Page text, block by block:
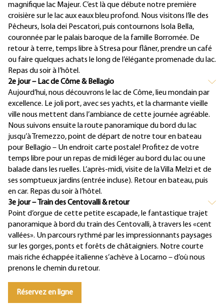
magnifique lac Majeur. C’est là que débute notre première
croisière sur le lac aux eaux bleu profond. Nous visitons l’île des
Pêcheurs, Isola dei Pescatori, puis contournons Isola Bella,
couronnée par le palais baroque de la famille Borromée. De
retour à terre, temps libre à Stresa pour flâner, prendre un café
ou faire quelques achats le long de l’élégante promenade du lac.
Repas du soir à l’hôtel.
2e jour – Lac de Côme & Bellagio
Aujourd’hui, nous découvrons le lac de Côme, lieu mondain par
excellence. Le joli port, avec ses yachts, et la charmante vieille
ville nous mettent dans l’ambiance de cette journée agréable.
Nous suivons ensuite la route panoramique du bord du lac
jusqu’à Tremezzo, point de départ de notre tour en bateau
pour Bellagio – Un endroit carte postale! Profitez de votre
temps libre pour un repas de midi léger au bord du lac ou une
balade dans les ruelles. L’après-midi, visite de la Villa Melzi et de
ses somptueux jardins (entrée incluse). Retour en bateau, puis
en car. Repas du soir à l’hôtel.
3e jour – Train des Centovalli & retour
Point d’orgue de cette petite escapade, le fantastique trajet
panoramique à bord du train des Centovalli, à travers les «cent
vallées». Un parcours rythmé par les impressionnants paysages
sur les gorges, ponts et forêts de châtaigniers. Notre courte
mais riche échappée italienne s’achève à Locarno – d’où nous
prenons le chemin du retour.
Réservez en ligne